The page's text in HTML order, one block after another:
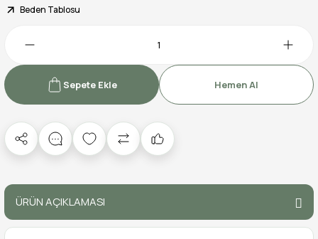
Beden Tablosu
Sepete Ekle Hemen Al
ÜRÜN AÇIKLAMASI